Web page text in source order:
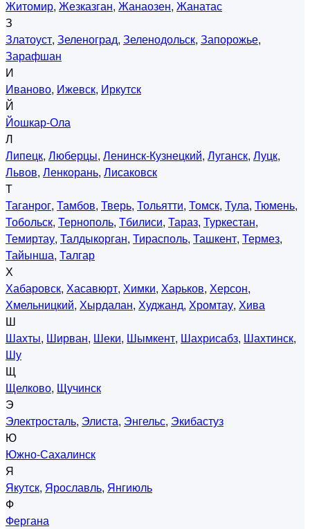
Житомир, Жезказган, Жанаозен, Жанатас
З
Златоуст, Зеленоград, Зеленодольск, Запорожье,
Зарафшан
И
Иваново, Ижевск, Иркутск
Й
Йошкар-Ола
Л
Липецк, Люберцы, Ленинск-Кузнецкий, Луганск, Луцк,
Львов, Ленкорань, Лисаковск
Т
Таганрог, Тамбов, Тверь, Тольятти, Томск, Тула, Тюмень,
Тобольск, Тернополь, Тбилиси, Тараз, Туркестан,
Темиртау, Талдыкорган, Тирасполь, Ташкент, Термез,
Тайынша, Талгар
Х
Хабаровск, Хасавюрт, Химки, Харьков, Херсон,
Хмельницкий, Хырдалан, Худжанд, Хромтау, Хива
Ш
Шахты, Ширван, Шеки, Шымкент, Шахрисабз, Шахтинск,
Шу
Щ
Щелково, Щучинск
Э
Электросталь, Элиста, Энгельс, Экибастуз
Ю
Южно-Сахалинск
Я
Якутск, Ярославль, Янгиюль
Ф
Фергана